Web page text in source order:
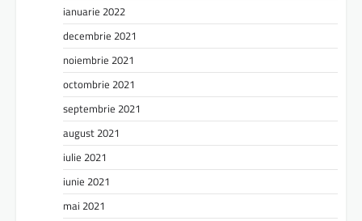
ianuarie 2022
decembrie 2021
noiembrie 2021
octombrie 2021
septembrie 2021
august 2021
iulie 2021
iunie 2021
mai 2021